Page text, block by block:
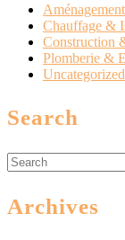
Chauffage &
Construction
Plomberie &
Uncategorized
Search
Search
for:
Archives